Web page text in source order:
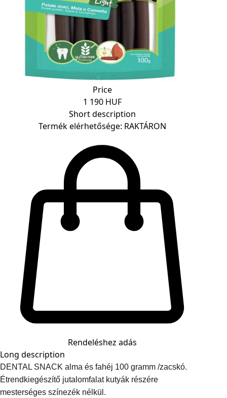
Price
1 190 HUF
Short description
Termék elérhetősége: RAKTÁRON
Rendeléshez adás
Long description
DENTAL SNACK alma és fahéj 100 gramm /zacskó.
Étrendkiegészítő jutalomfalat kutyák részére
mesterséges színezék nélkül.